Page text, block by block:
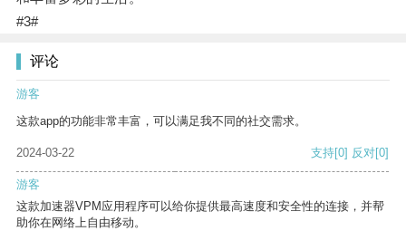
#3#
评论
游客
这款app的功能非常丰富，可以满足我不同的社交需求。
2024-03-22 支持[0] 反对[0]
游客
这款加速器VPM应用程序可以给你提供最高速度和安全性的连接，并帮
助你在网络上自由移动。